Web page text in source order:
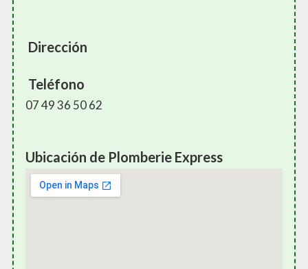
Dirección
Teléfono
07 49 36 50 62
Ubicación de Plomberie Express